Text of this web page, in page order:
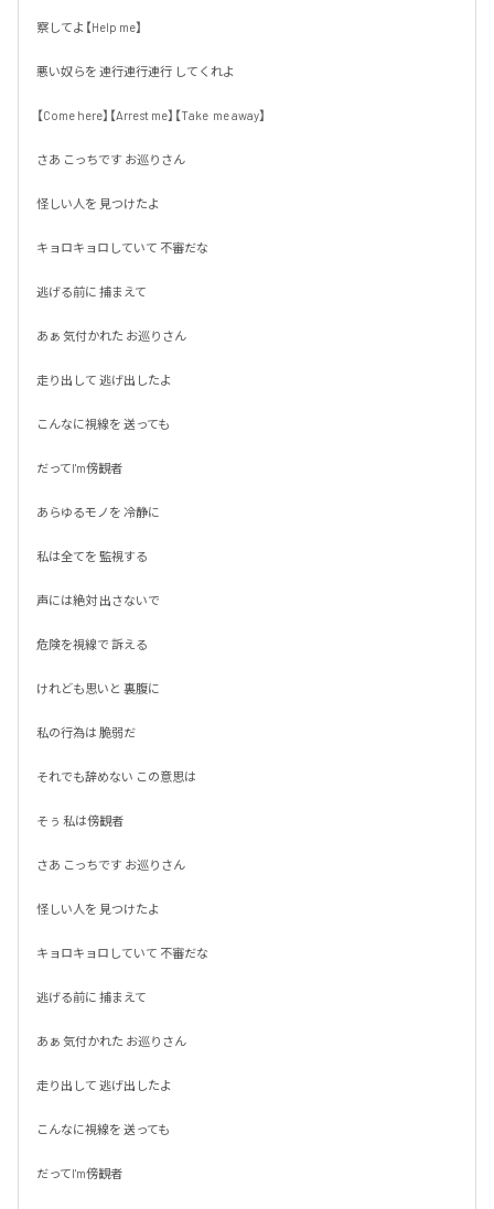
察してよ【Help me】
悪い奴らを 連行連行連行 してくれよ
【Come here】【Arrest me】【Take  me away】
さあ こっちです お巡りさん
怪しい人を 見つけたよ
キョロキョロしていて 不審だな
逃げる前に 捕まえて
あぁ 気付かれた お巡りさん
走り出して 逃げ出したよ
こんなに視線を 送っても
だってI'm傍観者
あらゆるモノを 冷静に
私は全てを 監視する
声には絶対 出さないで
危険を視線で 訴える
けれども思いと 裏腹に
私の行為は 脆弱だ
それでも辞めない この意思は
そぅ 私は傍観者
さあ こっちです お巡りさん
怪しい人を 見つけたよ
キョロキョロしていて 不審だな
逃げる前に 捕まえて
あぁ 気付かれた お巡りさん
走り出して 逃げ出したよ
こんなに視線を 送っても
だってI'm傍観者